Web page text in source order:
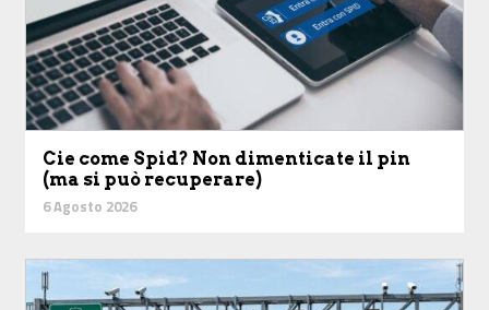
Cie come Spid? Non dimenticate il pin
(ma si può recuperare)
6 Agosto 2026